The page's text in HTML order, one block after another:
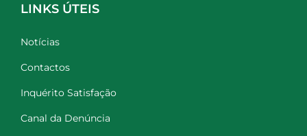
LINKS ÚTEIS
Notícias
Contactos
Inquérito Satisfação
Canal da Denúncia